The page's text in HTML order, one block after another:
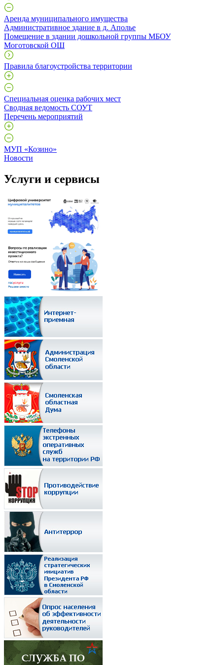
Аренда муниципального имущества
Административное здание в д. Аполье
Помещение в здании дошкольной группы МБОУ
Моготовской ОШ
Правила благоустройства территории
Специальная оценка рабочих мест
Сводная ведомость СОУТ
Перечень мероприятий
МУП «Козино»
Новости
Услуги и сервисы